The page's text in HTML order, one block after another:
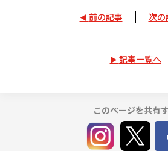
前の記事 次の
記事一覧へ
このページを共有